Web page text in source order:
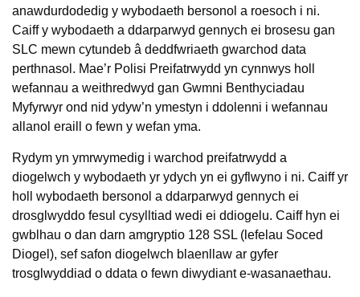
anawdurdodedig y wybodaeth bersonol a roesoch i ni.
Caiff y wybodaeth a ddarparwyd gennych ei brosesu gan
SLC mewn cytundeb â deddfwriaeth gwarchod data
perthnasol. Mae’r Polisi Preifatrwydd yn cynnwys holl
wefannau a weithredwyd gan Gwmni Benthyciadau
Myfyrwyr ond nid ydyw’n ymestyn i ddolenni i wefannau
allanol eraill o fewn y wefan yma.
Rydym yn ymrwymedig i warchod preifatrwydd a
diogelwch y wybodaeth yr ydych yn ei gyflwyno i ni. Caiff yr
holl wybodaeth bersonol a ddarparwyd gennych ei
drosglwyddo fesul cysylltiad wedi ei ddiogelu. Caiff hyn ei
gwblhau o dan darn amgryptio 128 SSL (lefelau Soced
Diogel), sef safon diogelwch blaenllaw ar gyfer
trosglwyddiad o ddata o fewn diwydiant e-wasanaethau.